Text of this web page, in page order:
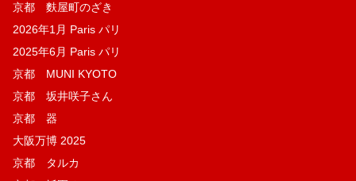
京都 麩屋町のざき
2026年1月 Paris パリ
2025年6月 Paris パリ
京都 MUNI KYOTO
京都 坂井咲子さん
京都 器
大阪万博 2025
京都 タルカ